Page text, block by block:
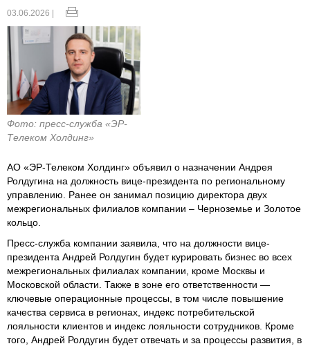
03.06.2026 |
Фото: пресс-служба «ЭР-
Телеком Холдинг»
АО «ЭР-Телеком Холдинг» объявил о назначении Андрея
Ролдугина на должность вице-президента по региональному
управлению. Ранее он занимал позицию директора двух
межрегиональных филиалов компании – Черноземье и Золотое
кольцо.
Пресс-служба компании заявила, что на должности вице-
президента Андрей Ролдугин будет курировать бизнес во всех
межрегиональных филиалах компании, кроме Москвы и
Московской области. Также в зоне его ответственности —
ключевые операционные процессы, в том числе повышение
качества сервиса в регионах, индекс потребительской
лояльности клиентов и индекс лояльности сотрудников. Кроме
того, Андрей Ролдугин будет отвечать и за процессы развития, в